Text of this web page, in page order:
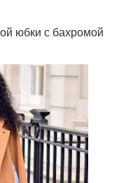
юбки с бахромой